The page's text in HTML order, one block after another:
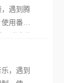
遇到腾
用番茄
突然弹
示语。
，遇到